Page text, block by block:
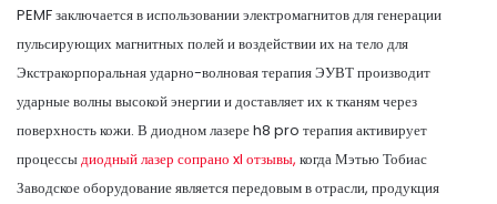
PEMF заключается в использовании электромагнитов для генерации
пульсирующих магнитных полей и воздействии их на тело для
Экстракорпоральная ударно-волновая терапия ЭУВТ производит
ударные волны высокой энергии и доставляет их к тканям через
поверхность кожи. В диодном лазере h8 pro терапия активирует
процессыдиодный лазер сопрано xl отзывы, когда Мэтью Тобиас
Заводское оборудование является передовым в отрасли, продукция